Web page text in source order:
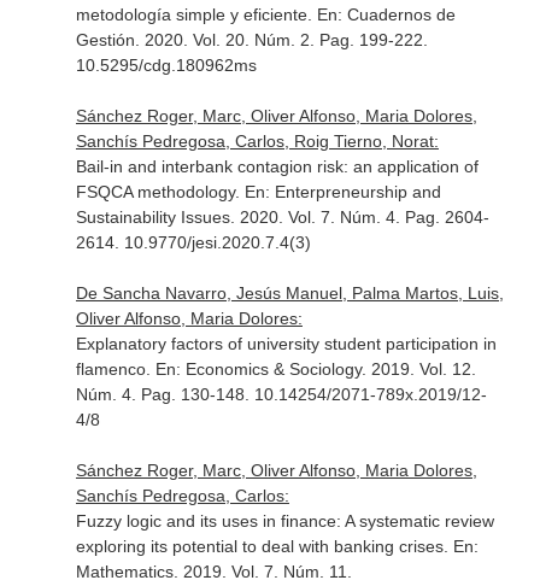
metodología simple y eficiente. En: Cuadernos de
Gestión . 2020. Vol. 20. Núm. 2. Pag. 199-222.
10.5295/cdg.180962ms
Sánchez Roger, Marc, Oliver Alfonso, Maria Dolores,
Sanchís Pedregosa, Carlos, Roig Tierno, Norat:
Bail-in and interbank contagion risk: an application of
FSQCA methodology. En: Enterpreneurship and
Sustainability Issues. 2020. Vol. 7. Núm. 4. Pag. 2604-
2614. 10.9770/jesi.2020.7.4(3)
De Sancha Navarro, Jesús Manuel, Palma Martos, Luis,
Oliver Alfonso, Maria Dolores:
Explanatory factors of university student participation in
flamenco. En: Economics & Sociology. 2019. Vol. 12.
Núm. 4. Pag. 130-148. 10.14254/2071-789x.2019/12-
4/8
Sánchez Roger, Marc, Oliver Alfonso, Maria Dolores,
Sanchís Pedregosa, Carlos:
Fuzzy logic and its uses in finance: A systematic review
exploring its potential to deal with banking crises. En:
Mathematics. 2019. Vol. 7. Núm. 11.